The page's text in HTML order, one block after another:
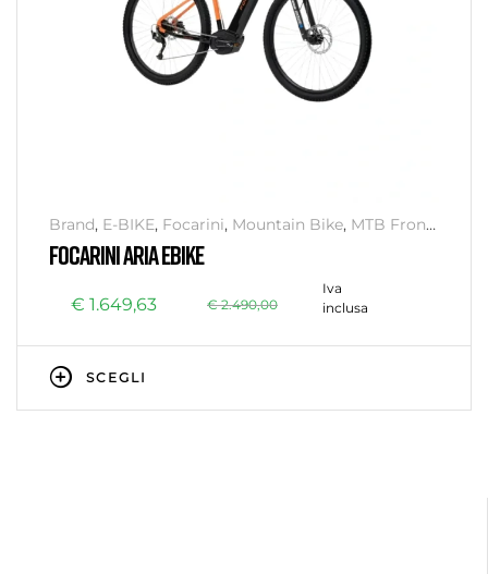
Brand, E-BIKE, Focarini, Mountain Bike, MTB Front
Suspension
FOCARINI ARIA EBIKE
€2.490,00
€ 1.649,63
Iva
inclusa
SCEGLI